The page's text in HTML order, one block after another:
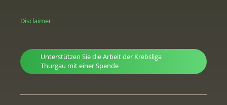
Disclaimer
Unterstützen Sie die Arbeit der Krebsliga
Thurgau mit einer Spende